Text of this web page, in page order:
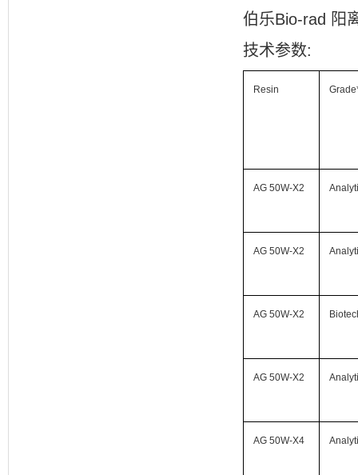
伯乐Bio-rad 阳
技术参数:
Resin
AG 50W-X2
AG 50W-X2
AG 50W-X2
AG 50W-X2
AG 50W-X4